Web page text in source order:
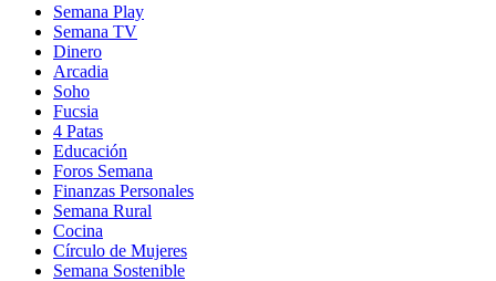
Semana Play
Semana TV
Dinero
Arcadia
Soho
in
new
window
Fucsia
in
new
window
4 Patas
Educación
Foros Semana
Finanzas Personales
Semana Rural
Cocina
Círculo de Mujeres
Semana Sostenible